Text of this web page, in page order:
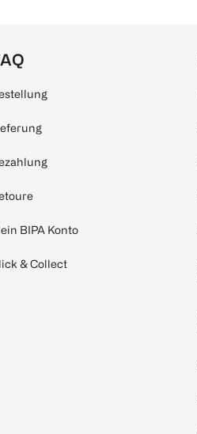
BIPA Konto
& Collect